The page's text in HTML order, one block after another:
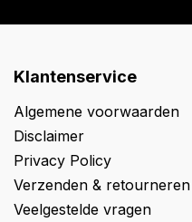
Klantenservice
Algemene voorwaarden
Disclaimer
Privacy Policy
Verzenden & retourneren
Veelgestelde vragen